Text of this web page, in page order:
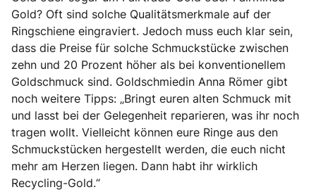
Gold? Oft sind solche Qualitätsmerkmale auf der
Ringschiene eingraviert. Jedoch muss euch klar sein,
dass die Preise für solche Schmuckstücke zwischen
zehn und 20 Prozent höher als bei konventionellem
Goldschmuck sind. Goldschmiedin Anna Römer gibt
noch weitere Tipps: „Bringt euren alten Schmuck mit
und lasst bei der Gelegenheit reparieren, was ihr noch
tragen wollt. Vielleicht können eure Ringe aus den
Schmuckstücken hergestellt werden, die euch nicht
mehr am Herzen liegen. Dann habt ihr wirklich
Recycling-Gold.“